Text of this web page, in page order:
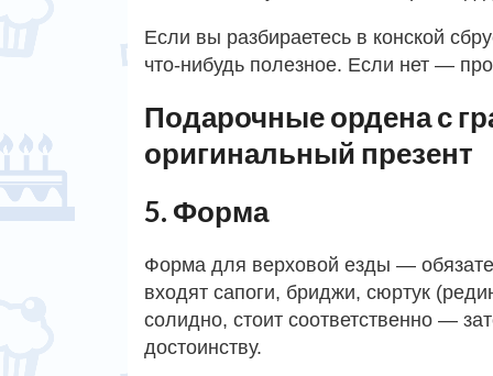
Если вы разбираетесь в конской
что-нибудь полезное. Если нет —
Подарочные ордена с
оригинальный презент
5. Форма
Форма для верховой езды —
входят сапоги, бриджи, сюртук
солидно, стоит соответственно —
достоинству.